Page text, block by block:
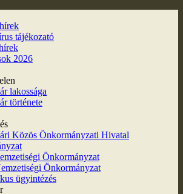
tájékozató
2026
lakossága
története
Közös Önkormányzati Hivatal
Önkormányzat
Önkormányzat
ügyintézés